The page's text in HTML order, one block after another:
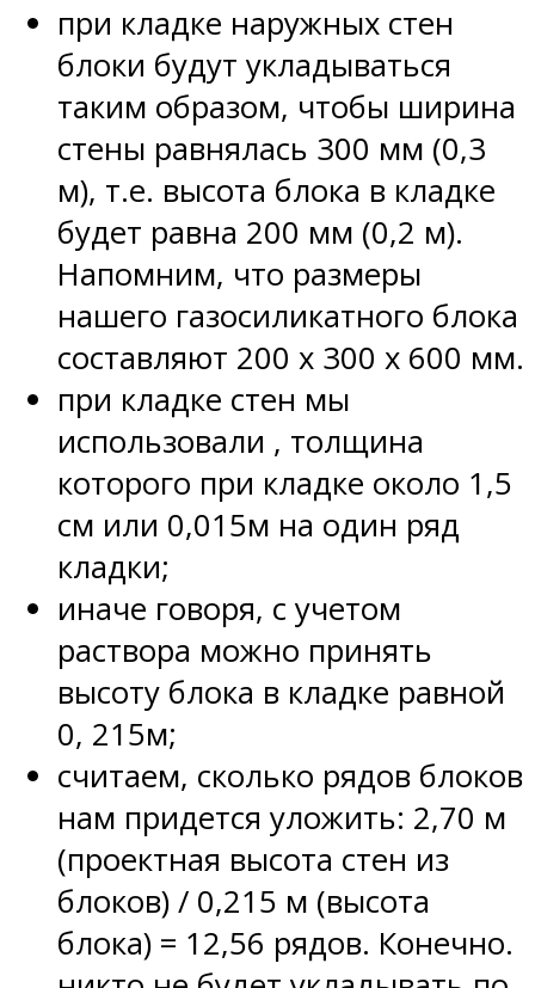
при кладке наружных стен
блоки будут укладываться
таким образом, чтобы ширина
стены равнялась 300 мм (0,3
м), т.е. высота блока в кладке
будет равна 200 мм (0,2 м).
Напомним, что размеры
нашего газосиликатного блока
составляют 200 х 300 х 600 мм.
при кладке стен мы
использовали , толщина
которого при кладке около 1,5
см или 0,015м на один ряд
кладки;
иначе говоря, с учетом
раствора можно принять
высоту блока в кладке равной
0, 215м;
считаем, сколько рядов блоков
нам придется уложить: 2,70 м
(проектная высота стен из
блоков) / 0,215 м (высота
блока) = 12,56 рядов. Конечно.